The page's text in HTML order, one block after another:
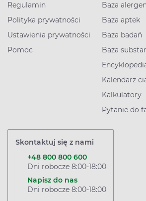
Regulamin
Polityka prywatności
Ustawienia prywatności
Pomoc
Baza
Baza aptek
Baza badań
Baza
Kalendarz
Kalkulatory
Pytanie do
Skontaktuj się z nami
+48 800 800 600
Dni robocze 8:00-18:00
Napisz do nas
Dni robocze 8:00-18:00